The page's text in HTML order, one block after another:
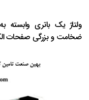
ولتاژ یک باتری وابسته
ضخامت و بزرگی صفحات